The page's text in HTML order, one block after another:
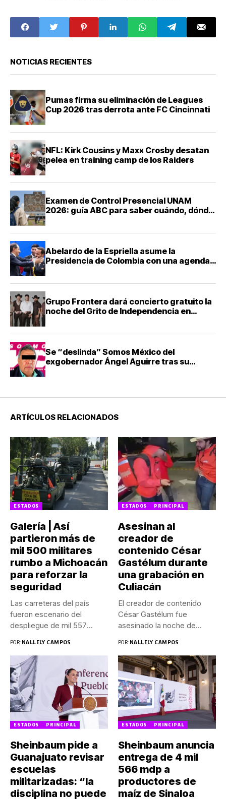
trenes de
pasajeros
propina
NOTICIAS RECIENTES
Pumas firma su eliminación de Leagues
Cup 2026 tras derrota ante FC Cincinnati
NFL: Kirk Cousins y Maxx Crosby desatan
pelea en training camp de los Raiders
Examen de Control Presencial UNAM
2026: guía ABC para saber cuándo, dónde
Abelardo de la Espriella asume la
Presidencia de Colombia con una agenda
Grupo Frontera dará concierto gratuito la
noche del Grito de Independencia en
Se “deslinda” Somos México del
exgobernador Ángel Aguirre tras su
ARTÍCULOS RELACIONADOS
ESTADOS
Galería | Así
partieron más de
mil 500 militares
rumbo a Michoacán
para reforzar la
seguridad
Las carreteras del país
fueron escenario del
despliegue de mil 557
POR:NALLELY CAMPOS
ESTADOS PRINCIPAL
Asesinan al
creador de
contenido César
Gastélum durante
una grabación en
Culiacán
El creador de contenido
César Gastélum fue
asesinado la noche de
POR:NALLELY CAMPOS
ESTADOS PRINCIPAL
Sheinbaum pide a
Guanajuato revisar
escuelas
militarizadas: “la
disciplina no puede
ESTADOS PRINCIPAL
Sheinbaum anuncia
entrega de 4 mil
566 mdp a
productores de
maíz de Sinaloa